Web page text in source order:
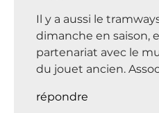
Il y a aussi le
dimanche en saison,
partenariat avec le
du jouet ancien.
répondre